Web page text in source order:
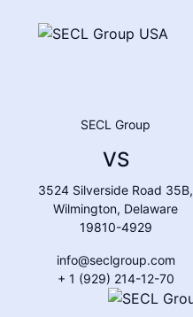
SECL Group
VS
3524 Silverside Road 35B,
Wilmington, Delaware
19810-4929
info@seclgroup.com
+ 1 (929) 214-12-70